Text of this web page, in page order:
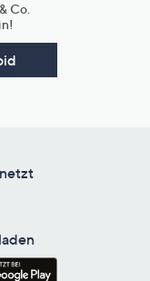
Co.